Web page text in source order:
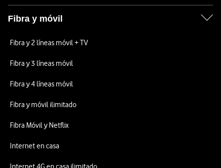
Fibra y móvil
Fibra y 2 líneas móvil + TV
Fibra y 3 líneas móvil
Fibra y 4 líneas móvil
Fibra y móvil ilimitado
Fibra Móvil y Netflix
Internet en casa